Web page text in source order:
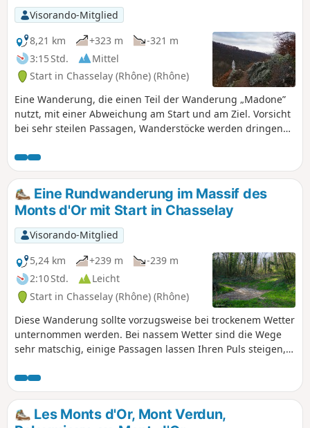
Visorando-Mitglied
8,21 km
+323 m
-321 m
3:15 Std.
Mittel
Start in Chasselay (Rhône) (Rhône)
Eine Wanderung, die einen Teil der Wanderung „Madone”
nutzt, mit einer Abweichung am Start und am Ziel. Vorsicht
bei sehr steilen Passagen, Wanderstöcke werden dringend
Eine Rundwanderung im Massif des
Monts d'Or mit Start in Chasselay
Visorando-Mitglied
5,24 km
+239 m
-239 m
2:10 Std.
Leicht
Start in Chasselay (Rhône) (Rhône)
Diese Wanderung sollte vorzugsweise bei trockenem Wetter
unternommen werden. Bei nassem Wetter sind die Wege
sehr matschig, einige Passagen lassen Ihren Puls steigen,
erfolgt auf einer wenig begehenen asphaltierten Straße
über etwa 700 m. Bitte respektieren Sie die Umgebung und
lassen Sie keinen Müll zurück.
Les Monts d'Or, Mont Verdun,